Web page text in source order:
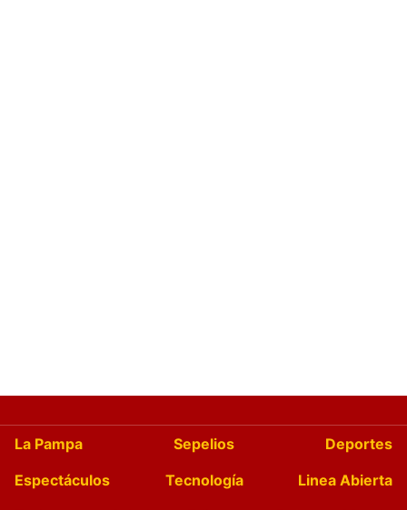
La Pampa Sepelios
Deportes
Espectáculos
Tecnología
Linea Abierta